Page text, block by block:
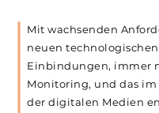
Mit wachsenden
neuen technologischen
Einbindungen, immer
Monitoring, und das
der digitalen Medien